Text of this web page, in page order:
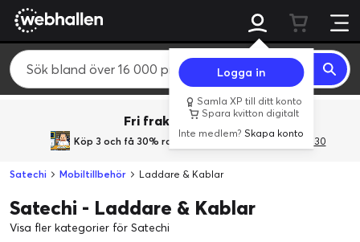
Logga in
Samla XP till ditt konto
Spara kvitton digitalt
Inte medlem?Skapa konto
Fri frakt över 800 kr.
Köp 3 och få 30% rabatt med rabattkoden 3Gives30
Satechi Mobiltillbehör Laddare & Kablar
Satechi - Laddare & Kablar
Visa fler kategorier för Satechi